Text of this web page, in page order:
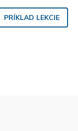
PRÍKLAD LEKCIE